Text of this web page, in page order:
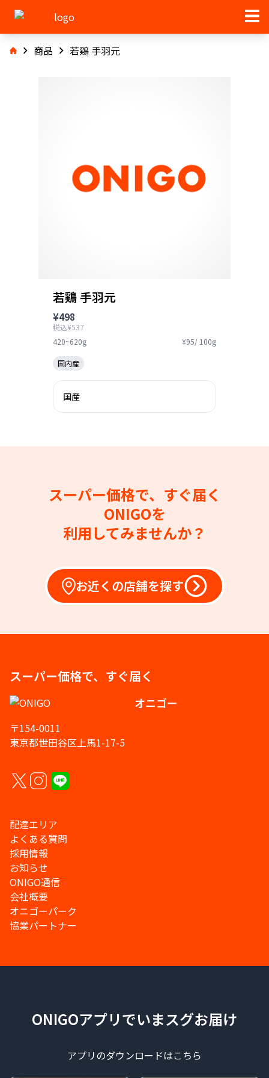
商品 若鶏 手羽元
若鶏 手羽元
¥498
税込¥537
420~620g
¥95/ 100g
国内産
国産
スーパー価格で、すぐ届く
ONIGOを
利用してみませんか？
お近くの店舗を探す
スーパー価格で、すぐ届く
オニゴー
〒154-0011
東京都世田谷区上馬1-17-5
配達エリア
よくある質問
採用情報
お知らせ
ONIGO通信
会社概要
オニゴーパーク
協業パートナー
ONIGOアプリでいまスグお届け
アプリのダウンロードはこちら